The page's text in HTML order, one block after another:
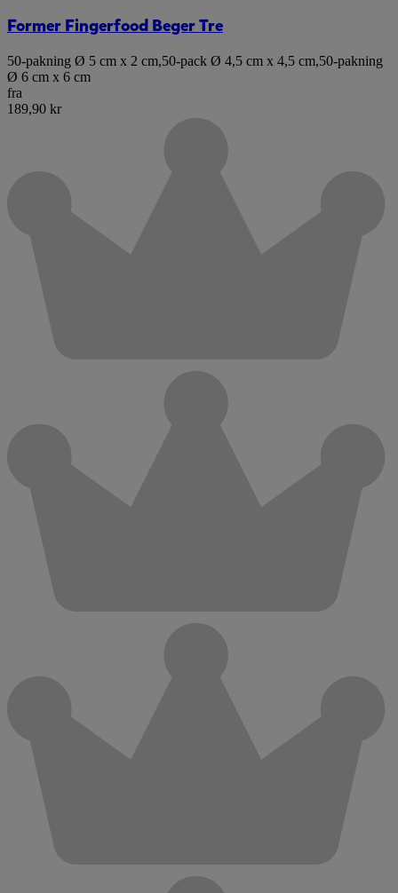
Former Fingerfood Beger Tre
50-pakning Ø 5 cm x 2 cm,50-pack Ø 4,5 cm x 4,5 cm,50-pakning
Ø 6 cm x 6 cm
fra
189,90 kr